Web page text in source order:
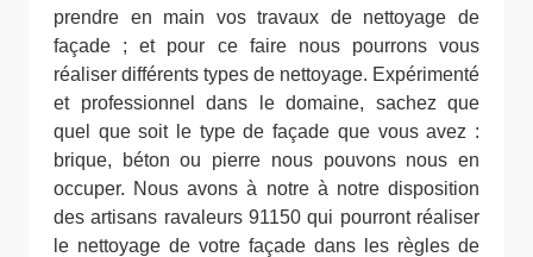
prendre en main vos travaux de nettoyage de
façade ; et pour ce faire nous pourrons vous
réaliser différents types de nettoyage. Expérimenté
et professionnel dans le domaine, sachez que
quel que soit le type de façade que vous avez :
brique, béton ou pierre nous pouvons nous en
occuper. Nous avons à notre à notre disposition
des artisans ravaleurs 91150 qui pourront réaliser
le nettoyage de votre façade dans les règles de